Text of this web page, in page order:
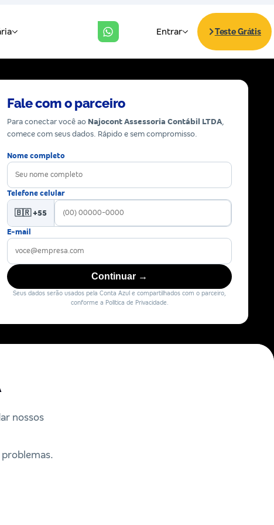
Fale com o parceiro
Para conectar você ao Najocont Assessoria Contábil LTDA,
comece com seus dados. Rápido e sem compromisso.
Nome completo
Telefone celular
🇧🇷 +55
E-mail
Continuar →
Seus dados serão usados pela Conta Azul e compartilhados com o parceiro,
conforme a Política de Privacidade.
nossos